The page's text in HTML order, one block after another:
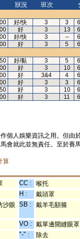
狀況
班次
好/快 3 3
好 3 13
好/快 3 --
好 3 5
好/黏 3 5
好 3 10
好 3&4 4
好 3 3
好 3 10
好 3 11
個人娛樂資訊之用。但
會就此並無責任。至於賽
算
CC :
喉托
H :
戴頭罩
沙眼 SB : 戴羊毛額箍
VO : 戴單邊開縫眼罩
"-" : 除去